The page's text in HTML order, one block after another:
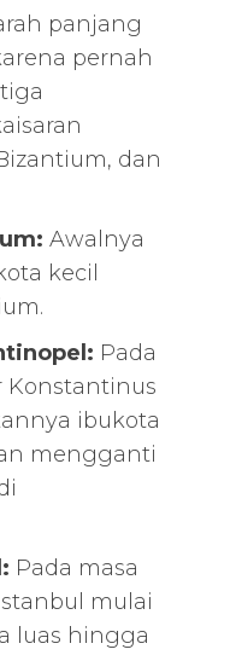
panjang
pernah
dan
Awalnya
kecil
Pada
Konstantinus
ibukota
mengganti
Pada masa
mulai
luas hingga